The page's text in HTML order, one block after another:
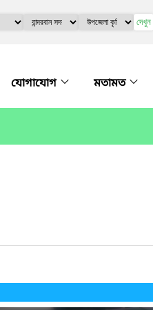
দেখুন
যোগাযোগ মতামত